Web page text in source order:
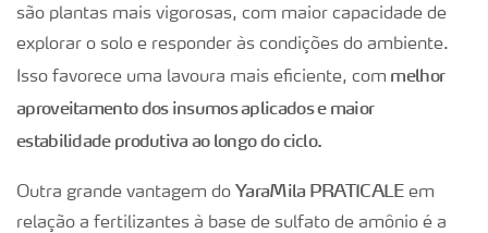
são plantas mais vigorosas, com maior capacidade de
explorar o solo e responder às condições do ambiente.
Isso favorece uma lavoura mais eficiente, com melhor
aproveitamento dos insumos aplicados e maior
estabilidade produtiva ao longo do ciclo.
Outra grande vantagem do YaraMila PRATICALE em
relação a fertilizantes à base de sulfato de amônio é a